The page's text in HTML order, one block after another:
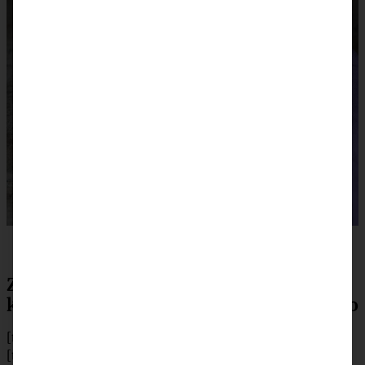
Zubereitung Feigen-Bacon-Pizza mit
karamellisierten Zwiebeln und Balsamico
[tabs]
[tab title=”Zubereitung”]